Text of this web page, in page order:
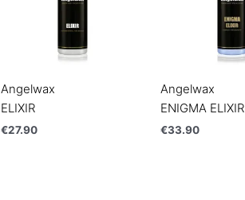
Angelwax
ELIXIR
€27.90
Angelwax
ENIGMA ELIXIR
€33.90